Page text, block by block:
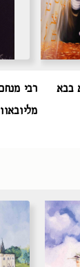
בבא
רבי